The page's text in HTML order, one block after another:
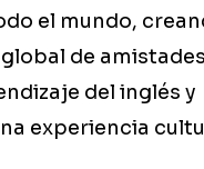
el mundo,
de
del inglés y
experiencia